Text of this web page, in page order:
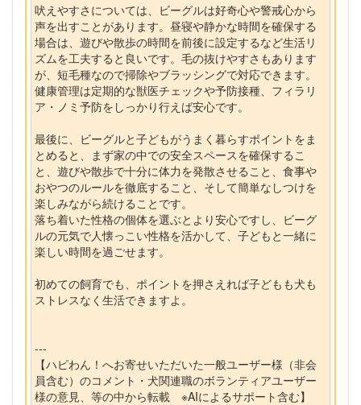
吠えやすさについては、ビーグルは好奇心や警戒心から
声を出すことがあります。昼寝や静かな時間を確保する
場合は、遊びや散歩の時間を前後に設定するなど生活リ
ズムを工夫すると良いです。毛の抜けやすさもあります
が、短毛種なので掃除やブラッシングで対応できます。
健康管理は定期的な獣医チェックや予防接種、フィラリ
ア・ノミ予防をしっかり行えば安心です。
最後に、ビーグルと子どもがうまく暮らすポイントをま
とめると、まず家の中での安全スペースを確保するこ
と、遊びや散歩で十分に体力を発散させること、食事や
おやつのルールを徹底すること、そして簡単なしつけを
楽しみながら続けることです。
落ち着いた性格の個体を選ぶとより安心ですし、ビーグ
ルの元気で人懐っこい性格を活かして、子どもと一緒に
楽しい時間を過ごせます。
初めての飼育でも、ポイントを押さえれば子どもも犬も
ストレスなく生活できますよ。
---
【ハピわん！へお寄せいただいた一般ユーザー様（非会
員含む）のコメント・犬関連職のボランティアユーザー
様の意見、等の中から転載 ※AIによるサポート含む】